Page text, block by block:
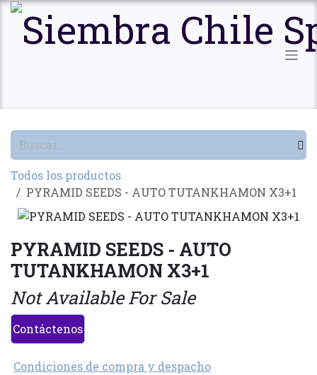
Ir al contenido
Todos los productos
PYRAMID SEEDS - AUTO TUTANKHAMON X3+1
PYRAMID SEEDS - AUTO
TUTANKHAMON X3+1
Not Available For Sale
Contáctenos
Condiciones de compra y despacho